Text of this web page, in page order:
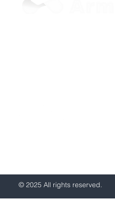
© 2025 All rights reserved.